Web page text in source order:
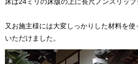
又お施主様には大変しっかりした材料を
いただけました。